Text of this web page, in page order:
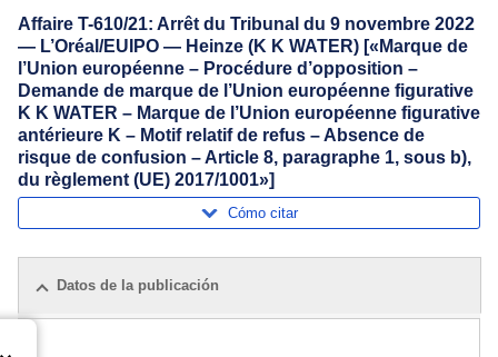
Affaire T-610/21: Arrêt du Tribunal du 9 novembre 2022
— L’Oréal/EUIPO — Heinze (K K WATER) [«Marque de
l’Union européenne – Procédure d’opposition –
Demande de marque de l’Union européenne figurative
K K WATER – Marque de l’Union européenne figurative
antérieure K – Motif relatif de refus – Absence de
risque de confusion – Article 8, paragraphe 1, sous b),
du règlement (UE) 2017/1001»]
Cómo citar
Datos de la publicación